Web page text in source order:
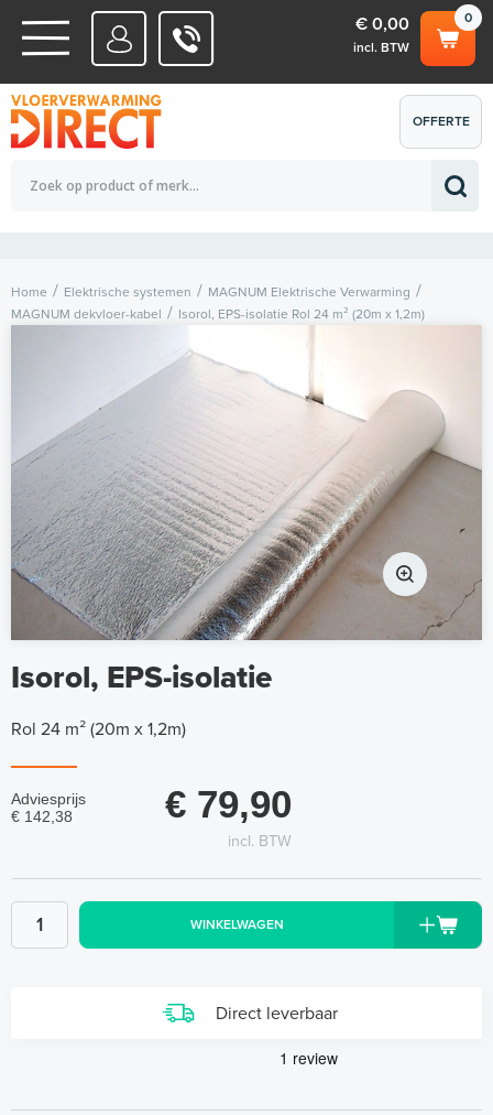
WATERSYSTEMEN
ELEKTRISCHE SYSTEMEN
0
€ 0,00
incl. BTW
Totaalbedrag (incl. BTW) € 0,00
OFFERTE
AANVRAGEN
Home Elektrische systemen
MAGNUM Elektrische Verwarming
MAGNUM dekvloer-kabel
Isorol, EPS-isolatie Rol 24 m² (20m x 1,2m)
Isorol, EPS-isolatie
Rol 24 m² (20m x 1,2m)
Adviesprijs
€ 142,38
€ 79,90
incl. BTW
WINKELWAGEN
Direct leverbaar